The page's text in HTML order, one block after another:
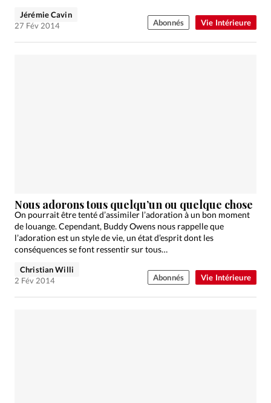
Vie Intérieure
Jérémie Cavin
27 Fév 2014
Abonnés
Vie Intérieure
Nous adorons tous quelqu’un ou quelque chose
On pourrait être tenté d’assimiler l’adoration à un bon moment
de louange. Cependant, Buddy Owens nous rappelle que
l’adoration est un style de vie, un état d’esprit dont les
conséquences se font ressentir sur tous…
Christian Willi
2 Fév 2014
Abonnés